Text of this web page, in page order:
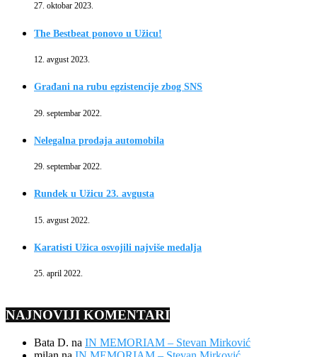
27. oktobar 2023.
The Bestbeat ponovo u Užicu!
12. avgust 2023.
Građani na rubu egzistencije zbog SNS
29. septembar 2022.
Nelegalna prodaja automobila
29. septembar 2022.
Rundek u Užicu 23. avgusta
15. avgust 2022.
Karatisti Užica osvojili najviše medalja
25. april 2022.
NAJNOVIJI KOMENTARI
Bata D. na IN MEMORIAM – Stevan Mirković